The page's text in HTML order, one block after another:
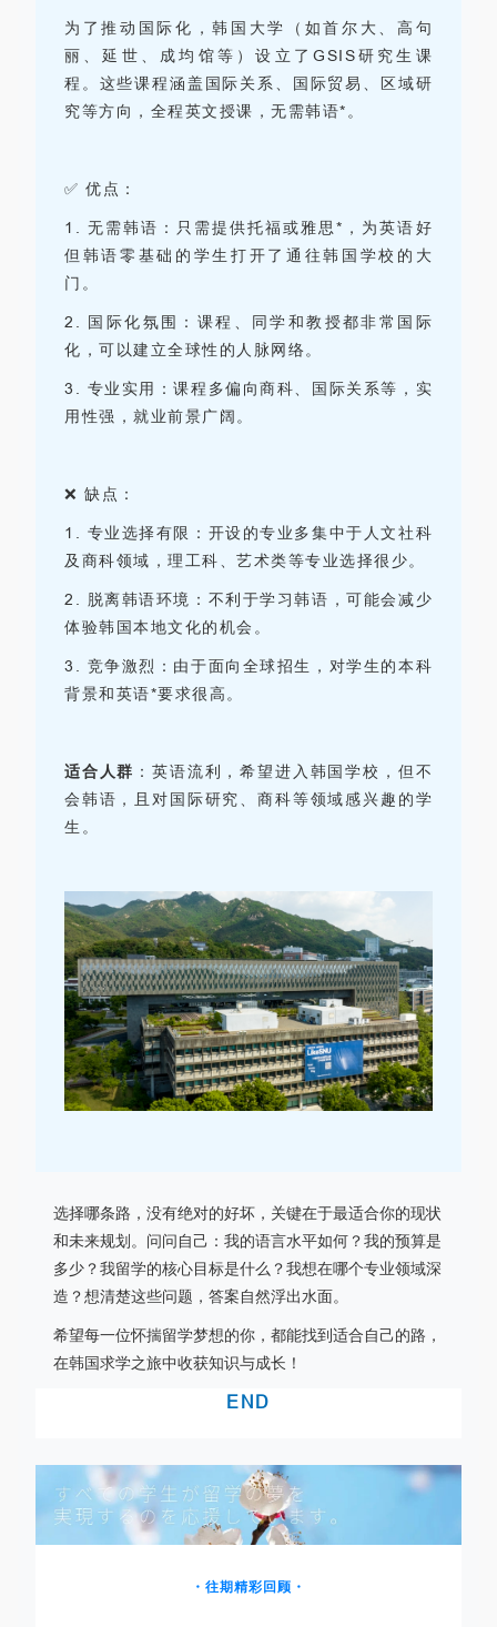
为了推动国际化，韩国大学（如首尔大、高句
丽、延世、成均馆等）设立了GSIS研究生课
程。这些课程涵盖国际关系、国际贸易、区域研
究等方向，全程英文授课，无需韩语*。
✅ 优点：
1.无需韩语：只需提供托福或雅思*，为英语好
但韩语零基础的学生打开了通往韩国学校的大
门。
2. 国际化氛围：课程、同学和教授都非常国际
化，可以建立全球性的人脉网络。
3. 专业实用：课程多偏向商科、国际关系等，实
用性强，就业前景广阔。
❌ 缺点：
1. 专业选择有限：开设的专业多集中于人文社科
及商科领域，理工科、艺术类等专业选择很少。
2. 脱离韩语环境：不利于学习韩语，可能会减少
体验韩国本地文化的机会。
3. 竞争激烈：由于面向全球招生，对学生的本科
背景和英语*要求很高。
适合人群 ：英语流利，希望进入韩国学校，但不
会韩语，且对国际研究、商科等领域感兴趣的学
生。
选择哪条路，没有绝对的好坏，关键在于最适合你的现状
和未来规划。问问自己：我的语言水平如何？我的预算是
多少？我留学的核心目标是什么？我想在哪个专业领域深
造？想清楚这些问题，答案自然浮出水面。
希望每一位怀揣留学梦想的你，都能找到适合自己的路 ，
在韩国求学之旅中收获知识与成长！
END
・往期精彩回顾・